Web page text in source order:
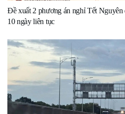
Đề xuất 2 phương án nghỉ Tết
10 ngày liên tục